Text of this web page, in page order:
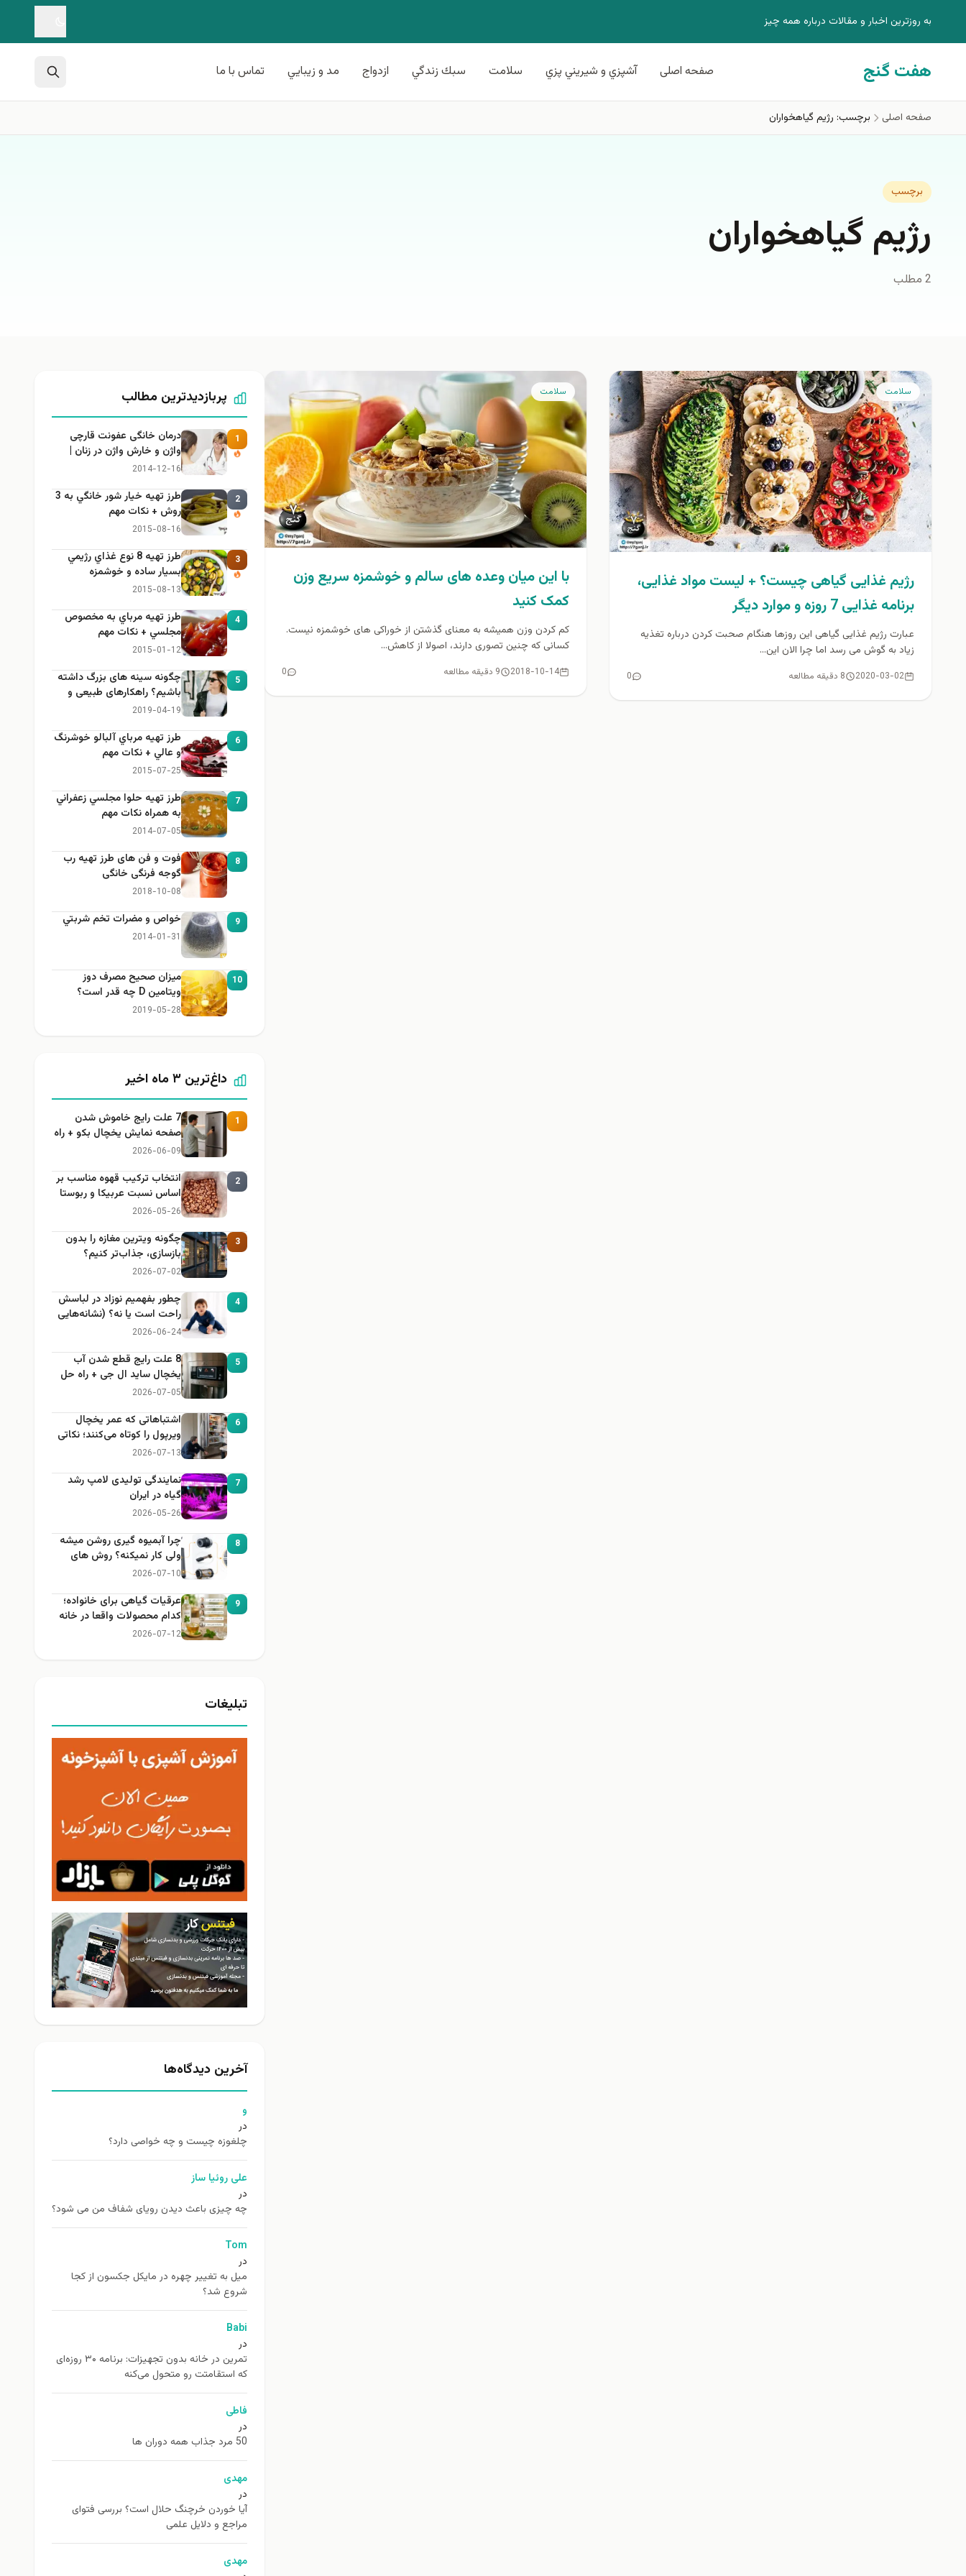
به روزترين اخبار و مقالات درباره همه چيز
هفت گنج صفحه اصلی آشپزي و شيريني پزي سلامت سبك زندگي ازدواج مد و زيبايي تماس با ما
صفحه اصلی برچسب: رژیم گیاهخواران
برچسب
رژیم گیاهخواران
2 مطلب
سلامت
رژیم غذایی گیاهی چیست؟ + لیست مواد غذایی،
برنامه غذایی 7 روزه و موارد دیگر
عبارت رژیم غذایی گیاهی این روزها هنگام صحبت کردن درباره تغذیه
زیاد به گوش می رسد اما چرا الان این...
2020-03-02 8 دقیقه مطالعه 0
سلامت
با این میان وعده های سالم و خوشمزه سریع وزن
کمک کنید
کم کردن وزن همیشه به معنای گذشتن از خوراکی های خوشمزه نیست.
کسانی که چنین تصوری دارند، اصولا از کاهش...
2018-10-14 9 دقیقه مطالعه 0
پربازدیدترین مطالب
1
درمان خانگی عفونت قارچی
واژن و خارش واژن در زنان |
راهنمای کامل، ایمن و کاربردی
2014-12-16
2
طرز تهيه خیار شور خانگي به 3
روش + نكات مهم
2015-08-16
3
طرز تهيه 8 نوع غذاي رژيمي
بسيار ساده و خوشمزه
2015-08-13
4
طرز تهيه مرباي به مخصوص
مجلسي + نكات مهم
2015-01-12
5
چگونه سینه های بزرگ داشته
باشیم؟ راهکارهای طبیعی و
خانگی برای بزرگ کردن سینه
2019-04-19
6
طرز تهيه مرباي آلبالو خوشرنگ
و عالي + نكات مهم
2015-07-25
7
طرز تهيه حلوا مجلسي زعفراني
به همراه نكات مهم
2014-07-05
8
فوت و فن های طرز تهیه رب
گوجه فرنگی خانگی
2018-10-08
9 خواص و مضرات تخم شربتي
2014-01-31
10
میزان صحیح مصرف دوز
ویتامین D چه قدر است؟
2019-05-28
داغ‌ترین ۳ ماه اخیر
1
7 علت رایج خاموش شدن
صفحه نمایش یخچال بکو + راه
حل
2026-06-09
2
انتخاب ترکیب قهوه مناسب بر
اساس نسبت عربیکا و ربوستا
2026-05-26
3
چگونه ویترین مغازه را بدون
بازسازی، جذاب‌تر کنیم؟
2026-07-02
4
چطور بفهمیم نوزاد در لباسش
راحت است یا نه؟ (نشانه‌هایی
که هر مادر باید بداند)
2026-06-24
5
8 علت رایج قطع شدن آب
یخچال ساید ال جی + راه حل
2026-07-05
6
اشتباهاتی که عمر یخچال
ویرپول را کوتاه می‌کنند؛ نکاتی
که باید بدانید
2026-07-13
7
نمایندگی تولیدی لامپ رشد
گیاه در ایران
2026-05-26
8
چرا آبمیوه گیری روشن میشه
ولی کار نمیکنه؟ روش های
عیب یابی
2026-07-10
9
عرقیات گیاهی برای خانواده؛
کدام محصولات واقعا در خانه
کاربرد دارند؟
2026-07-12
تبلیغات
آخرین دیدگاه‌ها
و
در
چلغوزه چیست و چه خواصی دارد؟
علی روئیا ساز
در
چه چیزی باعث دیدن رویای شفاف من می شود؟
Tom
در
ميل به تغيير چهره در مایکل جکسون از كجا
شروع شد؟
Babi
در
تمرین در خانه بدون تجهیزات: برنامه ۳۰ روزه‌ای
که استقامتت رو متحول می‌کنه
فاطی
در
50 مرد جذاب همه دوران ها
مهدی
در
آیا خوردن خرچنگ حلال است؟ بررسی فتوای
مراجع و دلایل علمی
مهدی